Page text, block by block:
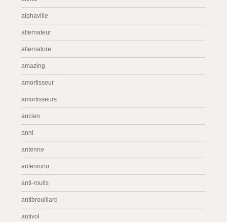
alphaville
alternateur
alternatore
amazing
amortisseur
amortisseurs
ancien
anni
antenne
antennino
anti-roulis
antibrouillard
antivol